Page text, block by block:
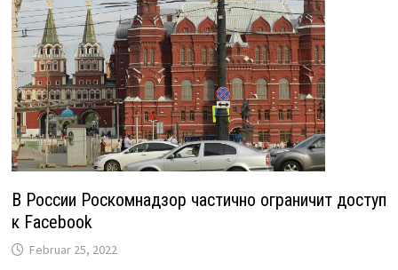
В России Роскомнадзор частично ограничит доступ
к Facebook
Februar 25, 2022